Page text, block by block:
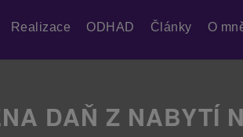
Realizace ODHAD Články O
DAŇ Z NABYTÍ